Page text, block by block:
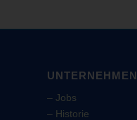
UNTERNEHMEN
– Jobs
– Historie